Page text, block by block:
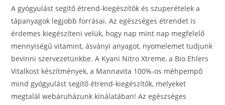
A gyógyulást segítő étrend-kiegészítők és szuperételek a
tápanyagok legjobb forrásai. Az egészséges étrendet is
érdemes kiegészíteni velük, hogy nap mint nap megfelelő
mennyiségű vitamint, ásványi anyagot, nyomelemet tudjunk
bevinni szervezetünkbe. A Kyani Nitro Xtreme, a Bio Ehlers
Vitalkost készítmények, a Mannavita 100%-os méhpempő
mind gyógyulást segítő étrend-kiegészítők, melyeket
megtalál webáruházunk kínálatában! Az egészséges